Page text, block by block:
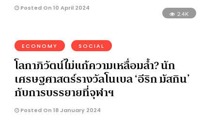
Posted On 10 April 2024
2.4K
ECONOMY SOCIAL
โลกาภิวัตน์ไม่แก้ความเหลื่อมลํ้า? นัก
เศรษฐศาสตร์รางวัลโนเบล ‘อีริก มัสกิน’
กับการบรรยายที่จุฬาฯ
Posted On 18 January 2024